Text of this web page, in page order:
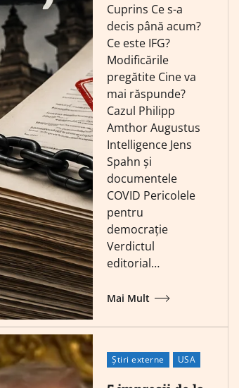
Cuprins Ce s-a
decis până acum?
Ce este IFG?
Modificările
pregătite Cine va
mai răspunde?
Cazul Philipp
Amthor Augustus
Intelligence Jens
Spahn și
documentele
COVID Pericolele
pentru
democrație
Verdictul
editorial…
Mai Mult
Știri externe USA